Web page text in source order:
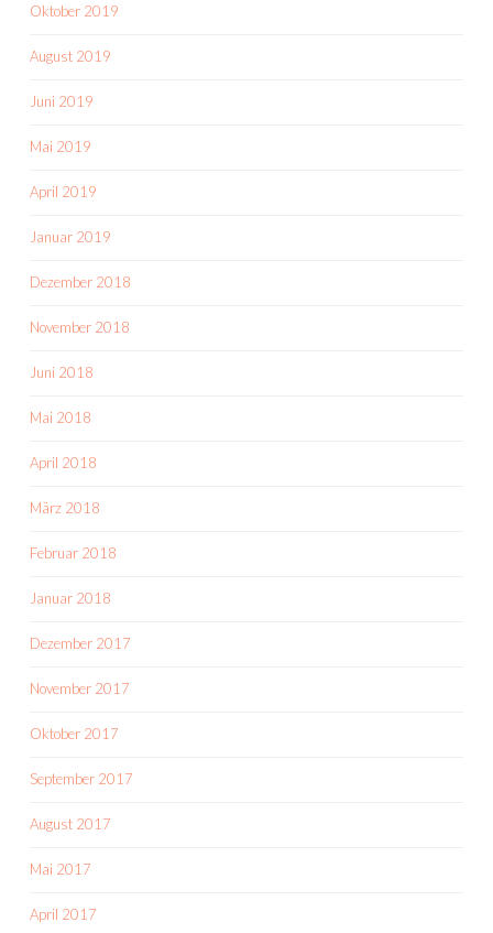
Oktober 2019
August 2019
Juni 2019
Mai 2019
April 2019
Januar 2019
Dezember 2018
November 2018
Juni 2018
Mai 2018
April 2018
März 2018
Februar 2018
Januar 2018
Dezember 2017
November 2017
Oktober 2017
September 2017
August 2017
Mai 2017
April 2017